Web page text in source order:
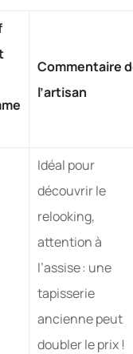
Commentaire
l’artisan
Idéal pour
découvrir le
relooking,
attention à
l’assise : une
tapisserie
ancienne peut
doubler le prix !